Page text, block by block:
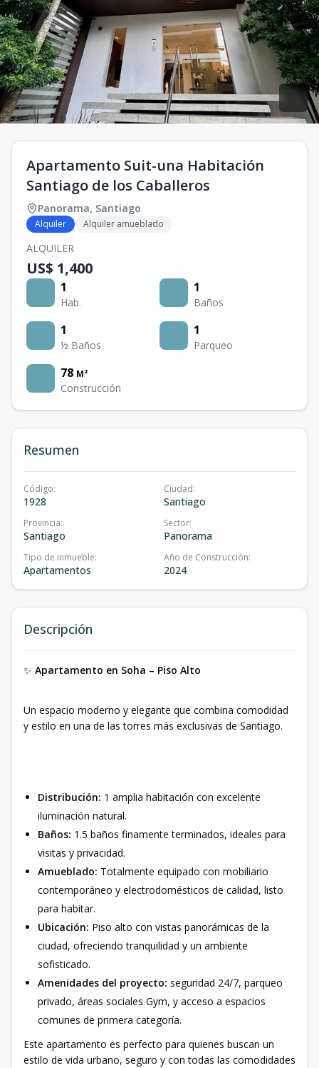
Apartamento Suit-una Habitación
Santiago de los Caballeros
Panorama, Santiago
Alquiler Alquiler amueblado
ALQUILER
US$ 1,400
1
Hab.
1
Baños
1
½ Baños
1
Parqueo
78 M²
Construcción
Resumen
Código:
1928
Ciudad:
Santiago
Provincia:
Santiago
Sector:
Panorama
Tipo de inmueble:
Apartamentos
Año de Construcción:
2024
Descripción
✨ Apartamento en Soha – Piso Alto
Un espacio moderno y elegante que combina comodidad
y estilo en una de las torres más exclusivas de Santiago.
Distribución: 1 amplia habitación con excelente
iluminación natural.
Baños: 1.5 baños finamente terminados, ideales para
visitas y privacidad.
Amueblado: Totalmente equipado con mobiliario
contemporáneo y electrodomésticos de calidad, listo
para habitar.
Ubicación: Piso alto con vistas panorámicas de la
ciudad, ofreciendo tranquilidad y un ambiente
sofisticado.
Amenidades del proyecto: seguridad 24/7, parqueo
privado, áreas sociales Gym, y acceso a espacios
comunes de primera categoría.
Este apartamento es perfecto para quienes buscan un
estilo de vida urbano, seguro y con todas las comodidades